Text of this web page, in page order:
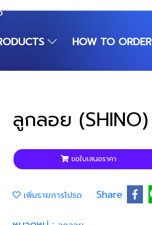
HOW TO ORDER
ลูกลอย (SHINO)
ขอใบเสนอราคา
เพิ่มรายการโปรด Share